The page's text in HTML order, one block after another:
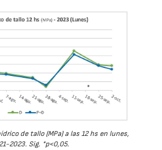
de tallo (MPa) a las 12 hs en lunes,
2023. Sig. *p<0,05.